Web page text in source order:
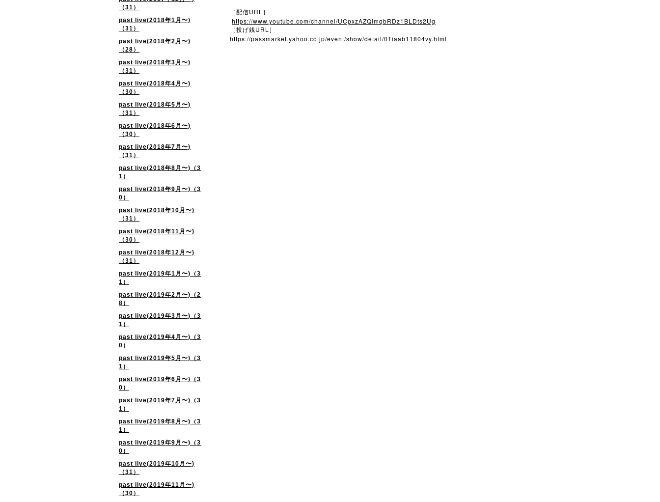
（31）
past live(2018年1月〜)
（31）
past live(2018年2月〜)
（28）
past live(2018年3月〜)
（31）
past live(2018年4月〜)
（30）
past live(2018年5月〜)
（31）
past live(2018年6月〜)
（30）
past live(2018年7月〜)
（31）
past live(2018年8月〜)（3
1）
past live(2018年9月〜)（3
0）
past live(2018年10月〜)
（31）
past live(2018年11月〜)
（30）
past live(2018年12月〜)
（31）
past live(2019年1月〜)（3
1）
past live(2019年2月〜)（2
8）
past live(2019年3月〜)（3
1）
past live(2019年4月〜)（3
0）
past live(2019年5月〜)（3
1）
past live(2019年6月〜)（3
0）
past live(2019年7月〜)（3
1）
past live(2019年8月〜)（3
1）
past live(2019年9月〜)（3
0）
past live(2019年10月〜)
（31）
past live(2019年11月〜)
（30）
［配信URL ］
https://www.youtube.com/channel/UCpxzAZQlmqbRDz1BLDts2Ug
［投げ銭URL ］
https://passmarket.yahoo.co.jp/event/show/detail/01iaab11804vy.html